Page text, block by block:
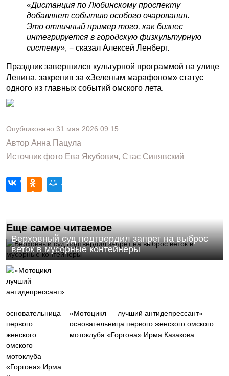
«Дистанция по Любинскому проспекту
добавляет событию особого очарования.
Это отличный пример того, как бизнес
интегрируется в городскую физкультурную
систему», − сказал Алексей Ленберг.
Праздник завершился культурной программой на улице
Ленина, закрепив за «Зеленым марафоном» статус
одного из главных событий омского лета.
Опубликовано 31 мая 2026 09:15
Автор Анна Пацула
Источник фото Ева Якубович, Стас Синявский
Еще самое читаемое
Верховный суд подтвердил запрет на выброс
веток в мусорные контейнеры
«Мотоцикл — лучший антидепрессант» —
основательница первого женского омского
мотоклуба «Горгона» Ирма Казакова